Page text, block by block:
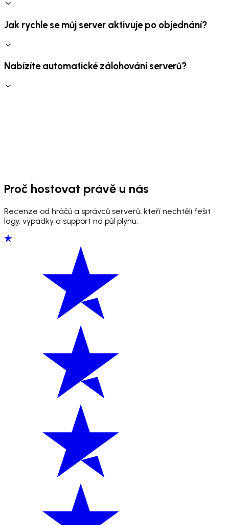
Jak rychle se můj server aktivuje po objednání?
Nabízíte automatické zálohování serverů?
Proč hostovat právě u nás
Recenze od hráčů a správců serverů, kteří nechtěli řešit
lagy, výpadky a support na půl plynu.